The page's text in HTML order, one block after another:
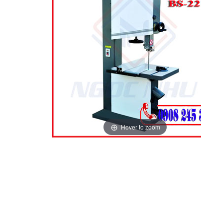
Hover to zoom